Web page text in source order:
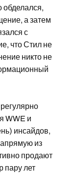
обделался,
а затем
с
что Стил не
никто не
WWE и
инсайдов,
из
продают
пару лет